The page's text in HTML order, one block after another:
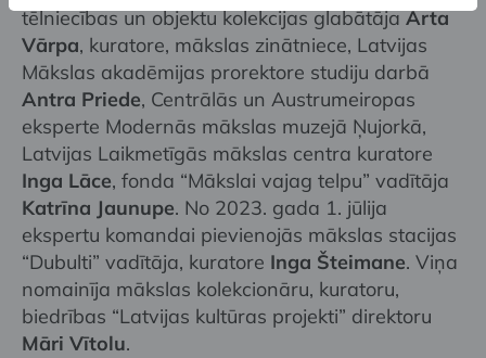
tēlniecības un objektu kolekcijas glabātājaArta
Vārpa, kuratore, mākslas zinātniece, Latvijas
Mākslas akadēmijas prorektore studiju darbā
Antra Priede, Centrālās un Austrumeiropas
eksperte Modernās mākslas muzejā Ņujorkā,
Latvijas Laikmetīgās mākslas centra kuratore
Inga Lāce, fonda “Mākslai vajag telpu” vadītāja
Katrīna Jaunupe. No 2023. gada 1. jūlija
ekspertu komandai pievienojās mākslas stacijas
“Dubulti” vadītāja, kuratore Inga Šteimane. Viņa
nomainīja mākslas kolekcionāru, kuratoru,
biedrības “Latvijas kultūras projekti” direktoru
Māri Vītolu.